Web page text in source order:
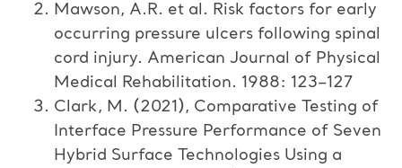
Mawson, A.R. et al. Risk factors for early
occurring pressure ulcers following spinal
cord injury. American Journal of Physical
Medical Rehabilitation. 1988: 123–127
Clark, M. (2021), Comparative Testing of
Interface Pressure Performance of Seven
Hybrid Surface Technologies Using a